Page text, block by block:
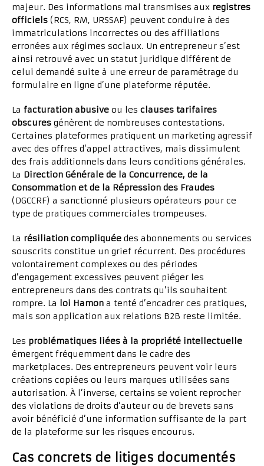
majeur. Des informations mal transmises aux registres
officiels (RCS, RM, URSSAF) peuvent conduire à des
immatriculations incorrectes ou des affiliations
erronées aux régimes sociaux. Un entrepreneur s’est
ainsi retrouvé avec un statut juridique différent de
celui demandé suite à une erreur de paramétrage du
formulaire en ligne d’une plateforme réputée.
La facturation abusive ou les clauses tarifaires
obscures génèrent de nombreuses contestations.
Certaines plateformes pratiquent un marketing agressif
avec des offres d’appel attractives, mais dissimulent
des frais additionnels dans leurs conditions générales.
La Direction Générale de la Concurrence, de la
Consommation et de la Répression des Fraudes
(DGCCRF) a sanctionné plusieurs opérateurs pour ce
type de pratiques commerciales trompeuses.
La résiliation compliquée des abonnements ou services
souscrits constitue un grief récurrent. Des procédures
volontairement complexes ou des périodes
d’engagement excessives peuvent piéger les
entrepreneurs dans des contrats qu’ils souhaitent
rompre. La
loi Hamon a tenté d’encadrer ces pratiques,
mais son application aux relations B2B reste limitée.
Les problématiques liées à la propriété intellectuelle
émergent fréquemment dans le cadre des
marketplaces. Des entrepreneurs peuvent voir leurs
créations copiées ou leurs marques utilisées sans
autorisation. À l’inverse, certains se voient reprocher
des violations de droits d’auteur ou de brevets sans
avoir bénéficié d’une information suffisante de la part
de la plateforme sur les risques encourus.
Cas concrets de litiges documentés